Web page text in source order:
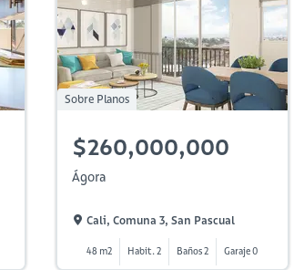
Sobre Planos
$260,000,000
Ágora
Cali, Comuna 3, San Pascual
48 m2 Habit. 2 Baños 2 Garaje 0